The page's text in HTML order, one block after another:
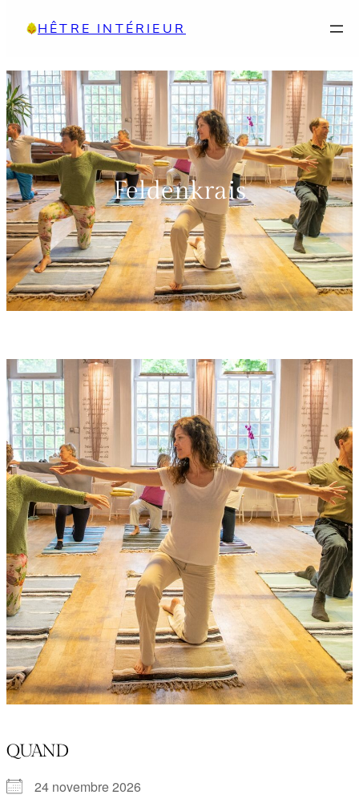
HÊTRE INTÉRIEUR
Feldenkrais
QUAND
24 novembre 2026